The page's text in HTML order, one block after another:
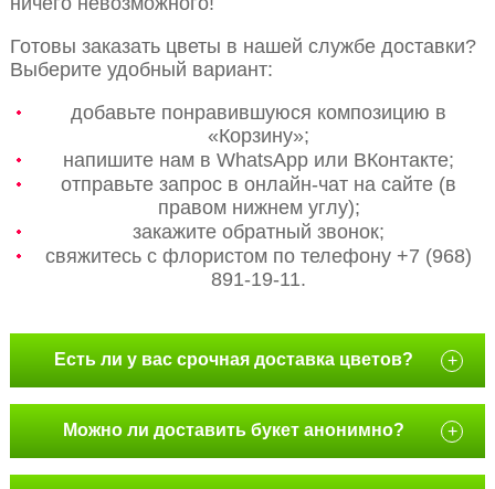
Готовы заказать цветы в нашей службе доставки?
Выберите удобный вариант:
добавьте понравившуюся композицию в
«Корзину»;
напишите нам в WhatsApp или ВКонтакте;
отправьте запрос в онлайн-чат на сайте (в
правом нижнем углу);
закажите обратный звонок;
свяжитесь с флористом по телефону +7 (968)
891-19-11.
Есть ли у вас срочная доставка цветов? +
Можно ли доставить букет анонимно? +